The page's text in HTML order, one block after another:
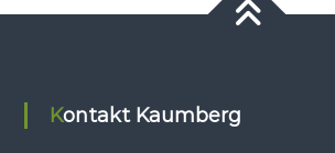
Kontakt Kaumberg